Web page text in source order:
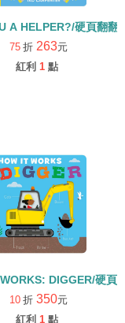
A HELPER?/硬頁翻翻
75 折 263元
紅利 1 點
WITH THE VERY
DIGGER/硬頁
10 折 350元
紅利 1 點